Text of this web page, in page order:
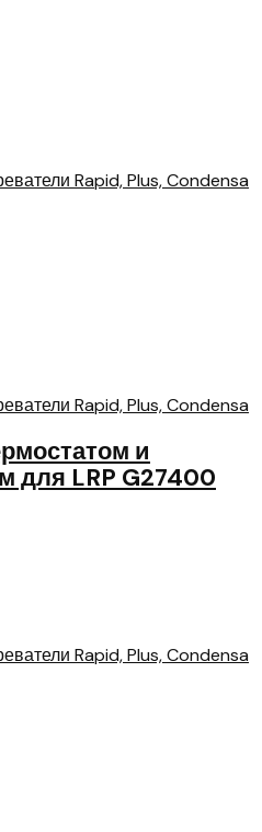
Rapid, Plus, Condensa
Rapid, Plus, Condensa
и
для LRP G27400
Rapid, Plus, Condensa